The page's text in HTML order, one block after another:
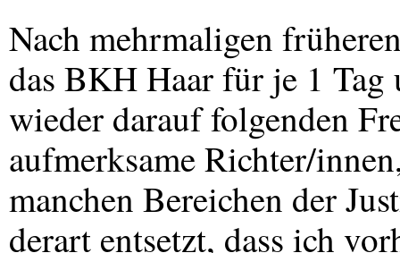
Nach mehrmaligen
das BKHHaar für je 1 Tag
wieder darauf folgenden
aufmerksame Richter/
manchen Bereichen der
derart entsetzt, dass ich